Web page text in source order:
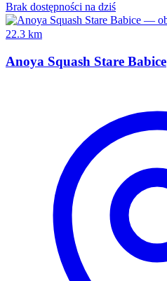
Brak dostępności na dziś
22.3 km
Anoya Squash Stare Babice